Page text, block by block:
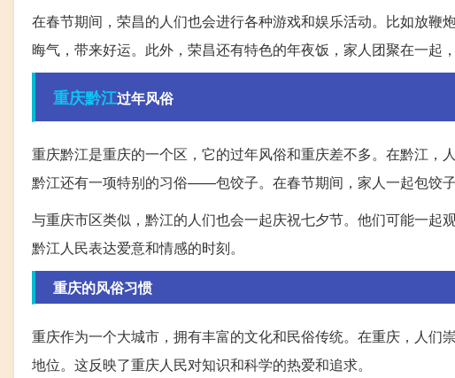
在春节期间，荣昌的人们也会进行各种游戏和娱乐活动。比如放
晦气，带来好运。此外，荣昌还有特色的年夜饭，家人团聚在一起
重庆黔江过年风俗
重庆黔江是重庆的一个区，它的过年风俗和重庆差不多。在黔江，
黔江还有一项特别的习俗——包饺子。在春节期间，家人一起包饺子
与重庆市区类似，黔江的人们也会一起庆祝七夕节。他们可能一
黔江人民表达爱意和情感的时刻。
重庆的风俗习惯
重庆作为一个大城市，拥有丰富的文化和民俗传统。在重庆，人
地位。这反映了重庆人民对知识和科学的热爱和追求。